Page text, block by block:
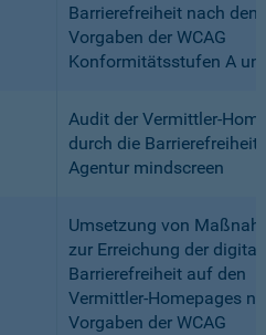
Barrierefreiheit nach den
Vorgaben der WCAG
Konformitätsstufen A
Audit der Vermittler-
durch die
Agentur mindscreen
Umsetzung von
zur Erreichung der
Barrierefreiheit auf den
Vermittler-Homepages
Vorgaben der WCAG